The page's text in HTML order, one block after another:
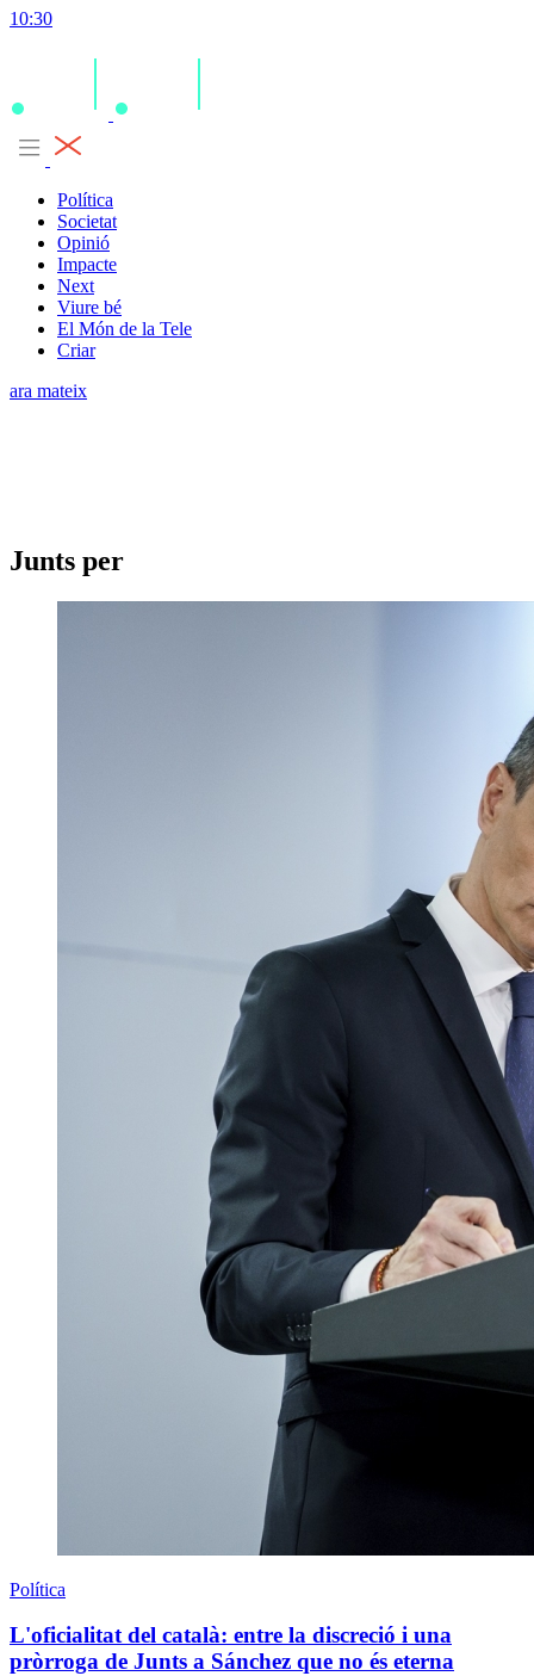
10:30
Política
Societat
Opinió
Impacte
Next
Viure bé
El Món de la Tele
Criar
ara mateix
Junts per
Política
L'oficialitat del català: entre la discreció i una
pròrroga de Junts a Sánchez que no és eterna